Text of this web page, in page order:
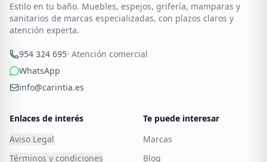
Estilo en tu baño. Muebles, espejos, grifería, mamparas y
sanitarios de marcas especializadas, con plazos claros y
atención experta.
954 324 695· Atención comercial
WhatsApp
info@carintia.es
Enlaces de interés
Aviso Legal
Términos y condiciones
Te puede interesar
Marcas
Blog